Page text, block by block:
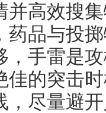
并高效搜
药品与投
，手雷是
佳的突击
，尽量避